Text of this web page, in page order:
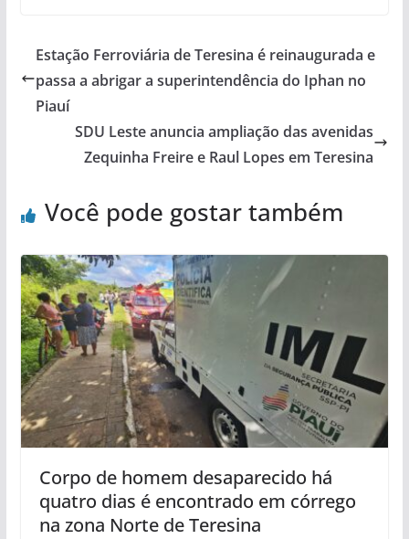
Estação Ferroviária de Teresina é reinaugurada e
passa a abrigar a superintendência do Iphan no
Piauí
SDU Leste anuncia ampliação das avenidas
Zequinha Freire e Raul Lopes em Teresina
Você pode gostar também
Corpo de homem desaparecido há
quatro dias é encontrado em córrego
na zona Norte de Teresina